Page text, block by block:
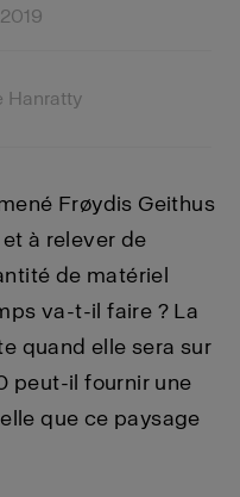
Hanratty
Frøydis Geithus
à relever de
de matériel
va-t-il faire ? La
quand elle sera sur
peut-il fournir une
que ce paysage